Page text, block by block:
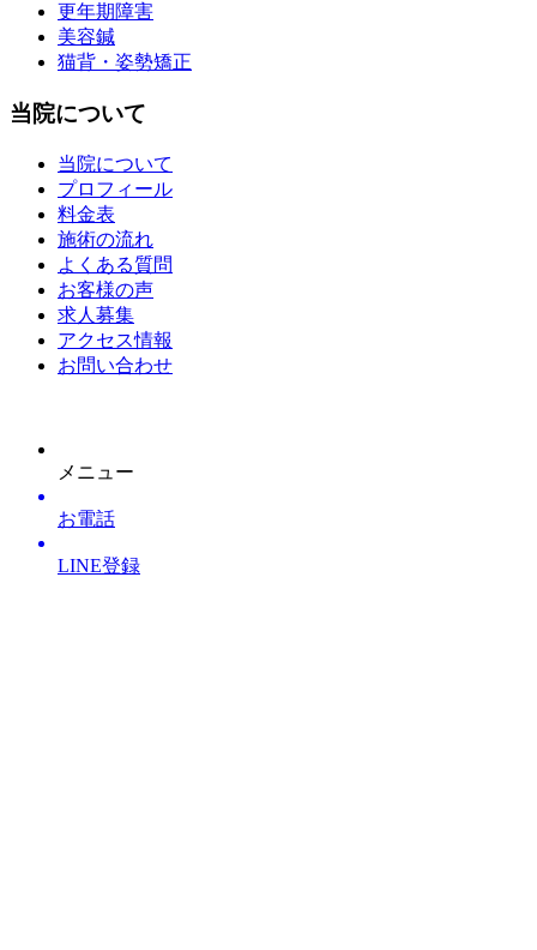
更年期障害
美容鍼
猫背・姿勢矯正
当院について
当院について
プロフィール
料金表
施術の流れ
よくある質問
お客様の声
求人募集
アクセス情報
お問い合わせ
メニュー
お電話
LINE登録